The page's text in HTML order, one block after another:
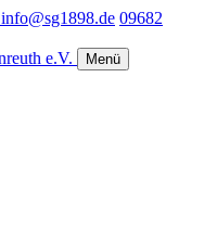
info@sg1898.de 09682
Menü